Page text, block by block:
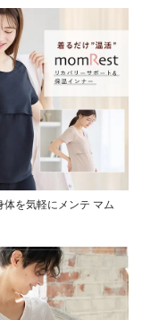
体を気軽にメンテ マム